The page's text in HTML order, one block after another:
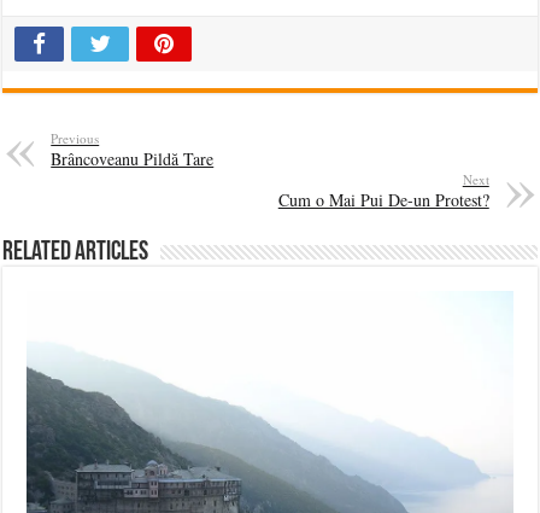
Previous
Brâncoveanu Pildă Tare
Next
Cum o Mai Pui De-un Protest?
Related Articles